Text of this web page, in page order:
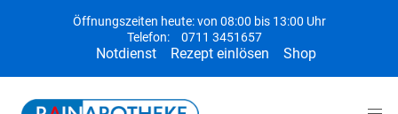
Öffnungszeiten heute: von 08:00 bis 13:00 Uhr
Telefon:
0711 3451657
Notdienst Rezept einlösen Shop